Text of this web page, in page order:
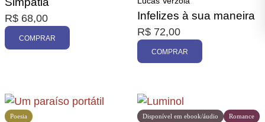
R$ 68,00
COMPRAR
Infelizes à sua maneira
R$ 72,00
COMPRAR
Poesia Disponível em ebook/áudio Romance